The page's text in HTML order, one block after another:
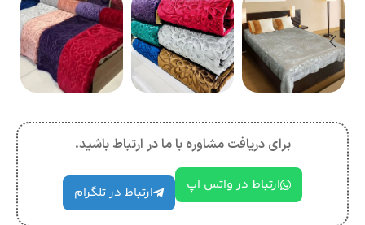
برای دریافت مشاوره با ما در ارتباط باشید.
ارتباط در واتس اپ ارتباط در تلگرام